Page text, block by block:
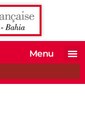
Menu